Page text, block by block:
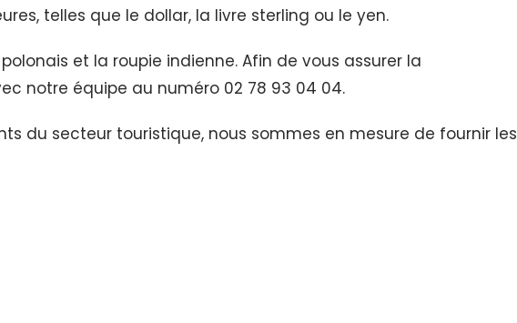
telles que le dollar, la livre sterling ou le yen.
et la roupie indienne. Afin de vous assurer la
notre équipe au numéro 02 78 93 04 04.
du secteur touristique, nous sommes en mesure de fournir les